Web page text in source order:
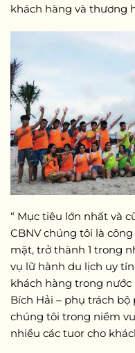
khách hàng và thương
“ Mục tiêu lớn nhất và
CBNV chúng tôi là
mặt, trở thành 1 trong
vụ lữ hành du lịch uy
khách hàng trong nước
Bích Hải – phụ trách
chúng tôi trong niềm
nhiều các tuor cho